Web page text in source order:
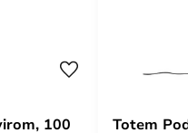
100
Totem